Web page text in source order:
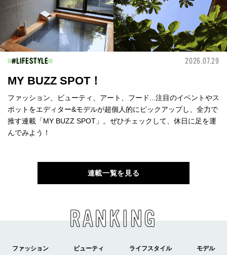
LIFESTYLE 2026.07.29
MY BUZZ SPOT！
ファッション、ビューティ、アート、フード...注目のイベントやス
ポットをエディター&モデルが超個人的にピックアップし、全力で
推す連載「MY BUZZ SPOT」。ぜひチェックして、休日に足を運
んでみよう！
連載一覧を見る
RANKING